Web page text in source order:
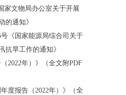
家文物局办公室关于开展
的通知》
号《国家能源局综合司关于
抗旱工作的通知》
2022年）》（全文附PDF
度报告（2022年）》（全